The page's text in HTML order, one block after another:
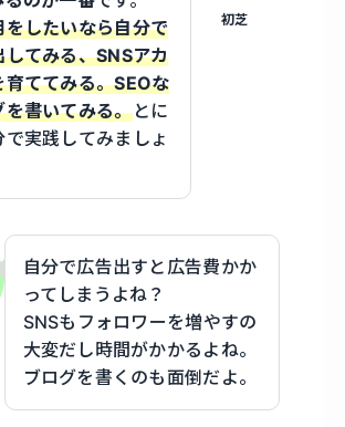
初芝
をしたいなら自分で
してみる、SNSアカ
育ててみる。SEOな
を書いてみる。とに
で実践してみましょ
自分で広告出すと広告費かか
ってしまうよね？
SNSもフォロワーを増やすの
大変だし時間がかかるよね。
ブログを書くのも面倒だよ。